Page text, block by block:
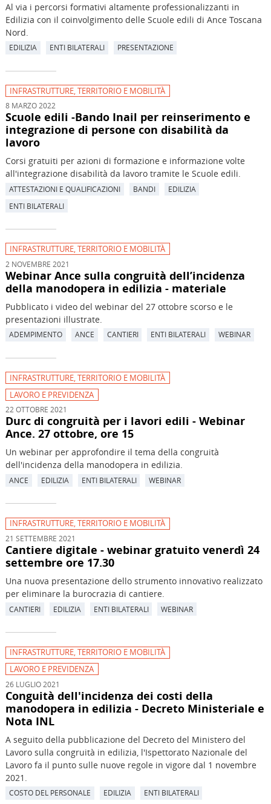
Al via i percorsi formativi altamente professionalizzanti in
Edilizia con il coinvolgimento delle Scuole edili di Ance Toscana
Nord.
EDILIZIA ENTI BILATERALI PRESENTAZIONE
INFRASTRUTTURE, TERRITORIO E MOBILITÀ
8 MARZO 2022
Scuole edili -Bando Inail per reinserimento e
integrazione di persone con disabilità da
lavoro
Corsi gratuiti per azioni di formazione e informazione volte
all'integrazione disabilità da lavoro tramite le Scuole edili.
ATTESTAZIONI E QUALIFICAZIONI BANDI
EDILIZIA
ENTI BILATERALI
INFRASTRUTTURE, TERRITORIO E MOBILITÀ
2 NOVEMBRE 2021
Webinar Ance sulla congruità dell’incidenza
della manodopera in edilizia - materiale
Pubblicato i video del webinar del 27 ottobre scorso e le
presentazioni illustrate.
ADEMPIMENTO ANCE CANTIERI ENTI BILATERALI WEBINAR
INFRASTRUTTURE, TERRITORIO E MOBILITÀ
LAVORO E PREVIDENZA
22 OTTOBRE 2021
Durc di congruità per i lavori edili - Webinar
Ance. 27 ottobre, ore 15
Un webinar per approfondire il tema della congruità
dell'incidenza della manodopera in edilizia.
ANCE EDILIZIA ENTI BILATERALI WEBINAR
INFRASTRUTTURE, TERRITORIO E MOBILITÀ
21 SETTEMBRE 2021
Cantiere digitale - webinar gratuito venerdì 24
settembre ore 17.30
Una nuova presentazione dello strumento innovativo realizzato
per eliminare la burocrazia di cantiere.
CANTIERI EDILIZIA ENTI BILATERALI WEBINAR
INFRASTRUTTURE, TERRITORIO E MOBILITÀ
LAVORO E PREVIDENZA
26 LUGLIO 2021
Conguità dell'incidenza dei costi della
manodopera in edilizia - Decreto Ministeriale e
Nota INL
A seguito della pubblicazione del Decreto del Ministero del
Lavoro sulla congruità in edilizia, l'Ispettorato Nazionale del
Lavoro fa il punto sulle nuove regole in vigore dal 1 novembre
2021.
COSTO DEL PERSONALE EDILIZIA ENTI BILATERALI